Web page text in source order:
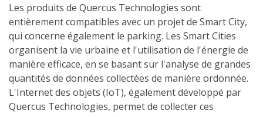
Les produits de Quercus Technologies sont
entièrement compatibles avec un projet de Smart City,
qui concerne également le parking. Les Smart Cities
organisent la vie urbaine et l'utilisation de l'énergie de
manière efficace, en se basant sur l'analyse de grandes
quantités de données collectées de manière ordonnée.
L'Internet des objets (IoT), également développé par
Quercus Technologies, permet de collecter ces